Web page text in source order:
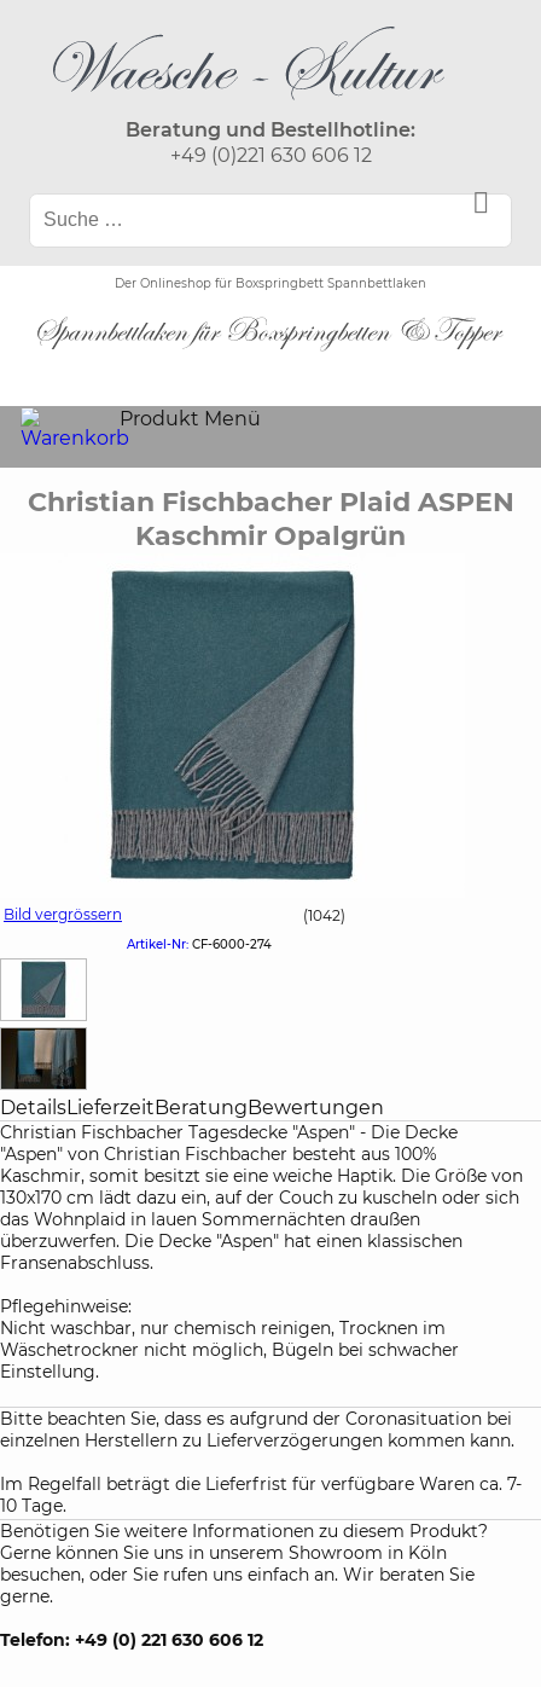
Beratung und Bestellhotline:
+49 (0)221 630 606 12
Der Onlineshop für Boxspringbett Spannbettlaken
Produkt Menü
Christian Fischbacher Plaid ASPEN
Kaschmir Opalgrün
Bild vergrössern (1042)
Artikel-Nr: CF-6000-274
DetailsLieferzeitBeratungBewertungen
Christian Fischbacher Tagesdecke "Aspen" - Die Decke
"Aspen" von Christian Fischbacher besteht aus 100%
Kaschmir, somit besitzt sie eine weiche Haptik. Die Größe von
130x170 cm lädt dazu ein, auf der Couch zu kuscheln oder sich
das Wohnplaid in lauen Sommernächten draußen
überzuwerfen. Die Decke "Aspen" hat einen klassischen
Fransenabschluss.
Pflegehinweise:
Nicht waschbar, nur chemisch reinigen, Trocknen im
Wäschetrockner nicht möglich, Bügeln bei schwacher
Einstellung.
Bitte beachten Sie, dass es aufgrund der Coronasituation bei
einzelnen Herstellern zu Lieferverzögerungen kommen kann.
Im Regelfall beträgt die Lieferfrist für verfügbare Waren ca. 7-
10 Tage.
Benötigen Sie weitere Informationen zu diesem Produkt?
Gerne können Sie uns in unserem Showroom in Köln
besuchen, oder Sie rufen uns einfach an. Wir beraten Sie
gerne.
Telefon: +49 (0) 221 630 606 12